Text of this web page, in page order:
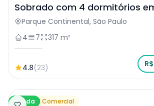
Sobrado com 4 dormitórios
Parque Continental, São Paulo
4
7 317 m²
4.8(23)
Venda
Imóvel Comercial